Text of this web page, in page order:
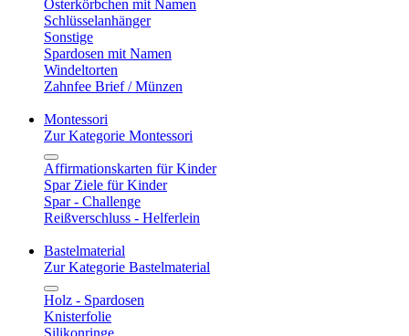
Osterkörbchen mit Namen
Schlüsselanhänger
Sonstige
Spardosen mit Namen
Windeltorten
Zahnfee Brief / Münzen
Montessori
Zur Kategorie Montessori
Affirmationskarten für Kinder
Spar Ziele für Kinder
Spar - Challenge
Reißverschluss - Helferlein
Bastelmaterial
Zur Kategorie Bastelmaterial
Holz - Spardosen
Knisterfolie
Silikonringe